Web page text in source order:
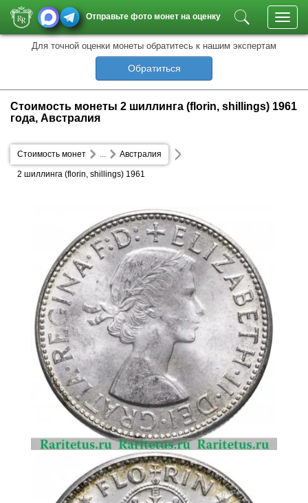
Отправьте фото монет на оценку
Для точной оценки монеты обратитесь к нашим экспертам
Обратиться
Стоимость монеты 2 шиллинга (florin, shillings) 1961
года, Австралия
Стоимость монет Австралия
...
2 шиллинга (florin, shillings) 1961